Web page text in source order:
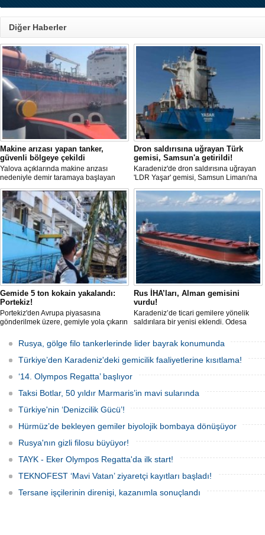
Diğer Haberler
Makine arızası yapan tanker,
güvenli bölgeye çekildi
Yalova açıklarında makine arızası
nedeniyle demir taramaya başlayan
tanker, römorkör eşliğinde güvenli
şekilde demirleme sahasına alındı.
Dron saldırısına uğrayan Türk
gemisi, Samsun'a getirildi!
Karadeniz'de dron saldırısına uğrayan
'LDR Yaşar' gemisi, Samsun Limanı'na
güvenli bir şekilde ulaştı. Saldırıda can
kaybı yaşanmadı, ancak büyük çapta
maddi hasar oluştu.
Gemide 5 ton kokain yakalandı:
Portekiz!
Portekiz'den Avrupa piyasasına
gönderilmek üzere, gemiyle yola çıkarın
hava ve deniz kuvvetlerinin
operasyonuyla durduruldu. Operasyon
kapsamında, gemideki iki yabancı
uyruklu kişi bir gemi mürettebatı
gözaltına alındı.
Rus İHA’ları, Alman gemisini
vurdu!
Karadeniz’de ticari gemilere yönelik
saldırılara bir yenisi eklendi. Odesa
aldığı Alman işletmesindeki Emil
gemisinde yangın çıktı; teknik sistemler
durunca mürettebat tahliye edildi.
Rusya, gölge filo tankerlerinde lider bayrak konumunda
Türkiye’den Karadeniz'deki gemicilik faaliyetlerine kısıtlama!
‘14. Olympos Regatta’ başlıyor
Taksi Botlar, 50 yıldır Marmaris’in mavi sularında
Türkiye'nin ‘Denizcilik Gücü’!
Hürmüz’de bekleyen gemiler biyolojik bombaya dönüşüyor
Rusya'nın gizli filosu büyüyor!
TAYK - Eker Olympos Regatta'da ilk start!
TEKNOFEST ‘Mavi Vatan’ ziyaretçi kayıtları başladı!
Tersane işçilerinin direnişi, kazanımla sonuçlandı